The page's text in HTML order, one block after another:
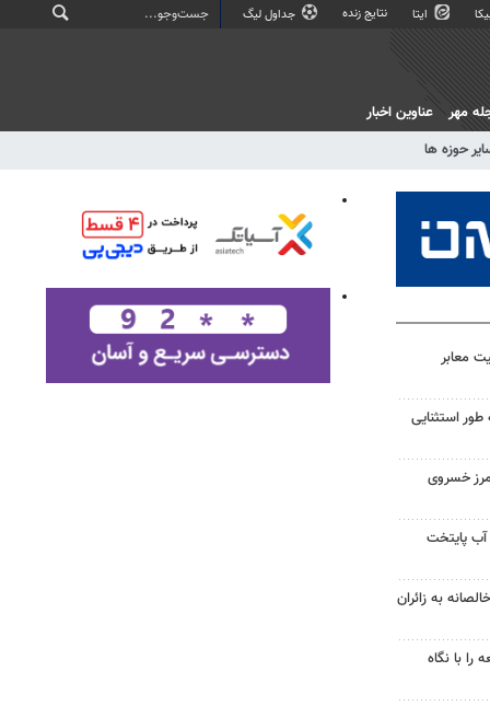
ایتا نتایج زنده جداول لیگ
حوزه ها
مهر عناوین اخبار
معابر
طور استثنایی
خسروی
پایتخت
به زائران
با نگاه